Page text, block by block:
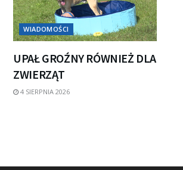
WIADOMOŚCI
UPAŁ GROŹNY RÓWNIEŻ DLA
ZWIERZĄT
4 SIERPNIA 2026